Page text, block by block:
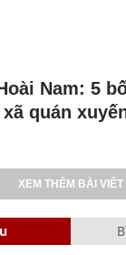
Nam: 5
quán
XEM THÊM BÀI VIẾT